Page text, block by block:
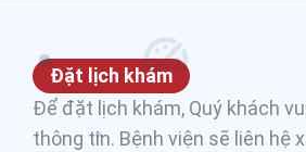
Đặt lịch khám
Để đặt lịch khám, Quý khách
thông tin. Bệnh viện sẽ liên hệ